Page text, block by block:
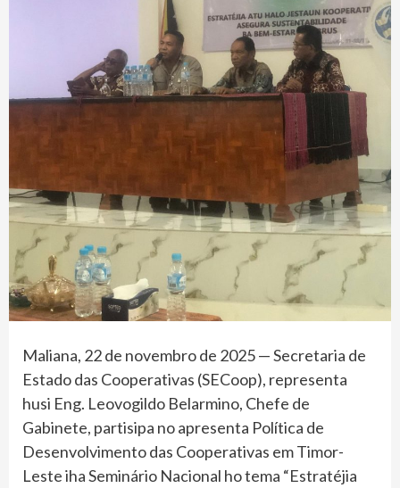
Maliana, 22 de novembro de 2025 — Secretaria de
Estado das Cooperativas (SECoop), representa
husi Eng. Leovogildo Belarmino, Chefe de
Gabinete, partisipa no apresenta Política de
Desenvolvimento das Cooperativas em Timor-
Leste iha Seminário Nacional ho tema “Estratéjia